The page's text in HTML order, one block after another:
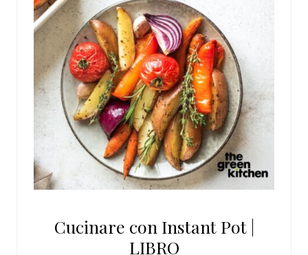
Cucinare con Instant Pot |
LIBRO